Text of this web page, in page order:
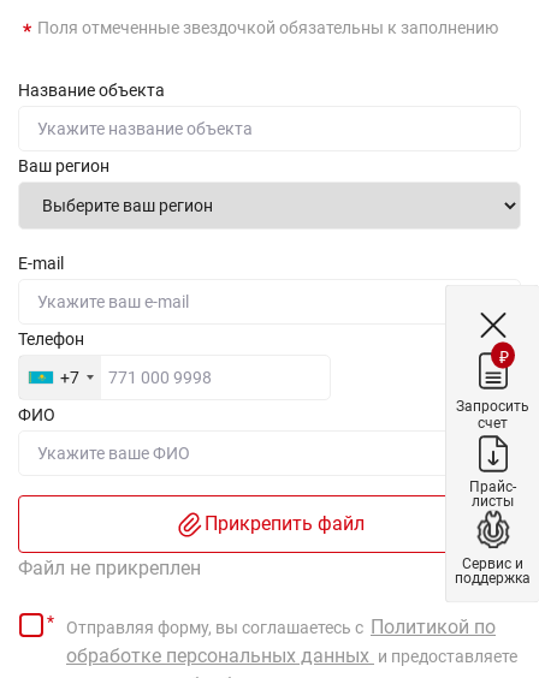
Поля отмеченные звездочкой обязательны к заполнению
Название объекта
Ваш регион
E-mail
Телефон
+7
ФИО
Прикрепить файл
Файл не прикреплен
Отправляя форму, вы соглашаетесь с Политикой по
обработке персональных данных и предоставляете
₽
Запросить
счет
Прайс-
листы
Сервис и
поддержка